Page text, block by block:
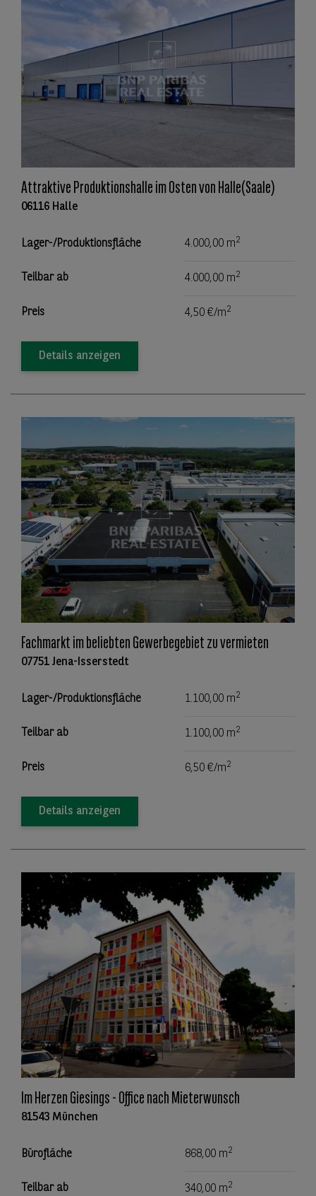
Attraktive Produktionshalle im Osten von Halle(Saale)
06116 Halle
Lager-/Produktionsfläche 4.000,00 m2
Teilbar ab 4.000,00 m2
Preis 4,50 €/m2
Details anzeigen
Fachmarkt im beliebten Gewerbegebiet zu vermieten
07751 Jena-Isserstedt
Lager-/Produktionsfläche 1.100,00 m2
Teilbar ab 1.100,00 m2
Preis 6,50 €/m2
Details anzeigen
Im Herzen Giesings - Office nach Mieterwunsch
81543 München
Bürofläche 868,00 m2
Teilbar ab 340,00 m2